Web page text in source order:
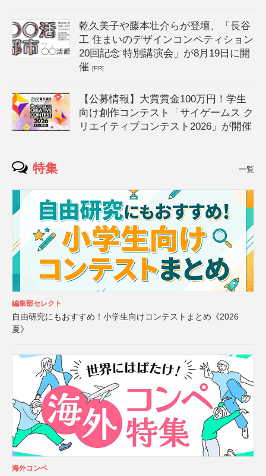
乾久美子や藤本壮介らが登壇、「長谷
工 住まいのデザインコンペティション
20回記念 特別講演会」が8月19日に開
催[PR]
【公募情報】大賞賞金100万円！学生
向け創作コンテスト「サイゲームス ク
リエイティブコンテスト2026」が開催
特集 一覧
編集部セレクト
自由研究にもおすすめ！小学生向けコンテストまとめ《2026
夏》
海外コンペ